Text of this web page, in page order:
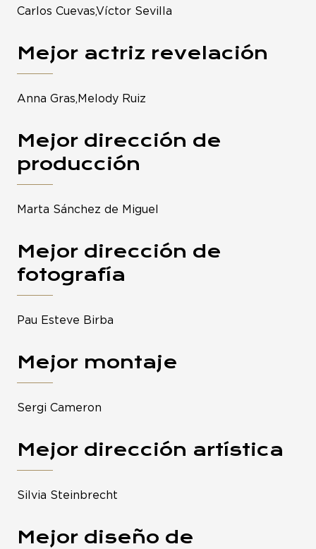
Carlos Cuevas,Víctor Sevilla
Mejor actriz revelación
Anna Gras,Melody Ruiz
Mejor dirección de
producción
Marta Sánchez de Miguel
Mejor dirección de
fotografía
Pau Esteve Birba
Mejor montaje
Sergi Cameron
Mejor dirección artística
Silvia Steinbrecht
Mejor diseño de